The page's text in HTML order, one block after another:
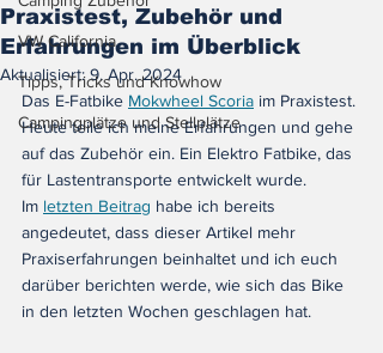
VW California
Tipps, Tricks und Knowhow
Campingplätze und Stellplätze
Praxistest, Zubehör und
Erfahrungen im Überblick
Aktualisiert:9. Apr. 2024
Das E-Fatbike Mokwheel Scoria im Praxistest.
Heute teile ich meine Erfahrungen und gehe
auf das Zubehör ein. Ein Elektro Fatbike, das
für Lastentransporte entwickelt wurde.
Im letzten Beitrag habe ich bereits
angedeutet, dass dieser Artikel mehr
Praxiserfahrungen beinhaltet und ich euch
darüber berichten werde, wie sich das Bike
in den letzten Wochen geschlagen hat.